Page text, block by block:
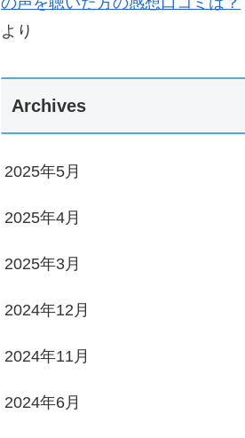
より
Archives
2025年5月
2025年4月
2025年3月
2024年12月
2024年11月
2024年6月